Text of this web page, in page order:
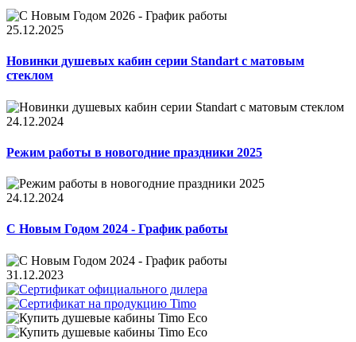
25.12.2025
Новинки душевых кабин серии Standart с матовым
стеклом
24.12.2024
Режим работы в новогодние праздники 2025
24.12.2024
С Новым Годом 2024 - График работы
31.12.2023